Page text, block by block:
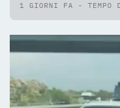
1 GIORNI FA - TEMPO